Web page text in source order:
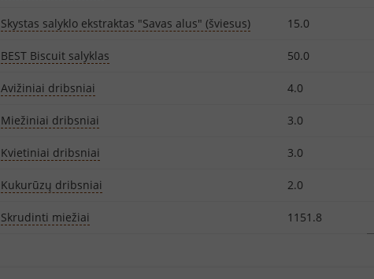
Skystas salyklo ekstraktas "Savas alus" (šviesus) 15.0
BEST Biscuit salyklas 50.0
Avižiniai dribsniai 4.0
Miežiniai dribsniai 3.0
Kvietiniai dribsniai 3.0
Kukurūzų dribsniai 2.0
Skrudinti miežiai 1151.8